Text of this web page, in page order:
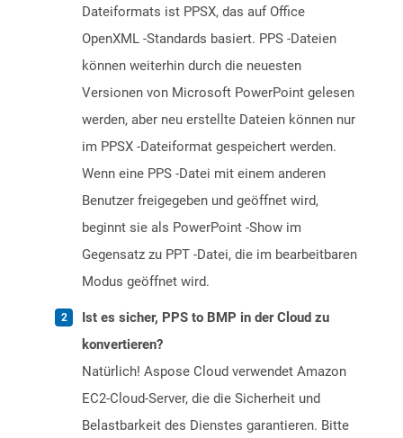
Dateiformats ist PPSX, das auf Office
OpenXML -Standards basiert. PPS -Dateien
können weiterhin durch die neuesten
Versionen von Microsoft PowerPoint gelesen
werden, aber neu erstellte Dateien können nur
im PPSX -Dateiformat gespeichert werden.
Wenn eine PPS -Datei mit einem anderen
Benutzer freigegeben und geöffnet wird,
beginnt sie als PowerPoint -Show im
Gegensatz zu PPT -Datei, die im bearbeitbaren
Modus geöffnet wird.
Ist es sicher, PPS to BMP in der Cloud zu
konvertieren?
Natürlich! Aspose Cloud verwendet Amazon
EC2-Cloud-Server, die die Sicherheit und
Belastbarkeit des Dienstes garantieren. Bitte